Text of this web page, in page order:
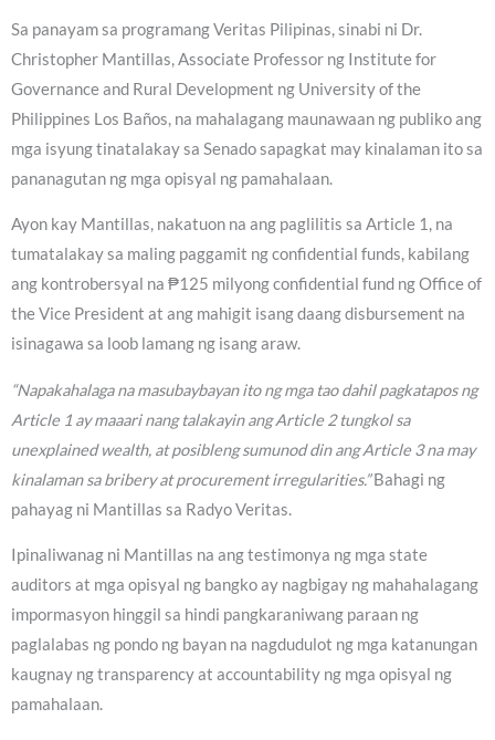
Sa panayam sa programang Veritas Pilipinas, sinabi ni Dr.
Christopher Mantillas, Associate Professor ng Institute for
Governance and Rural Development ng University of the
Philippines Los Baños, na mahalagang maunawaan ng publiko ang
mga isyung tinatalakay sa Senado sapagkat may kinalaman ito sa
pananagutan ng mga opisyal ng pamahalaan.
Ayon kay Mantillas, nakatuon na ang paglilitis sa Article 1, na
tumatalakay sa maling paggamit ng confidential funds, kabilang
ang kontrobersyal na ₱125 milyong confidential fund ng Office of
the Vice President at ang mahigit isang daang disbursement na
isinagawa sa loob lamang ng isang araw.
“Napakahalaga na masubaybayan ito ng mga tao dahil pagkatapos ng
Article 1 ay maaari nang talakayin ang Article 2 tungkol sa
unexplained wealth, at posibleng sumunod din ang Article 3 na may
kinalaman sa bribery at procurement irregularities.”Bahagi ng
pahayag ni Mantillas sa Radyo Veritas.
Ipinaliwanag ni Mantillas na ang testimonya ng mga state
auditors at mga opisyal ng bangko ay nagbigay ng mahahalagang
impormasyon hinggil sa hindi pangkaraniwang paraan ng
paglalabas ng pondo ng bayan na nagdudulot ng mga katanungan
kaugnay ng transparency at accountability ng mga opisyal ng
pamahalaan.